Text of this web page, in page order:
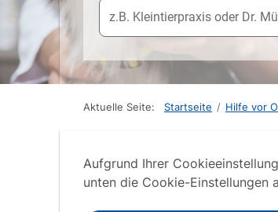
Aktuelle Seite: Startseite / Hilfe vor
Aufgrund Ihrer
unten die Cookie-Einstellungen